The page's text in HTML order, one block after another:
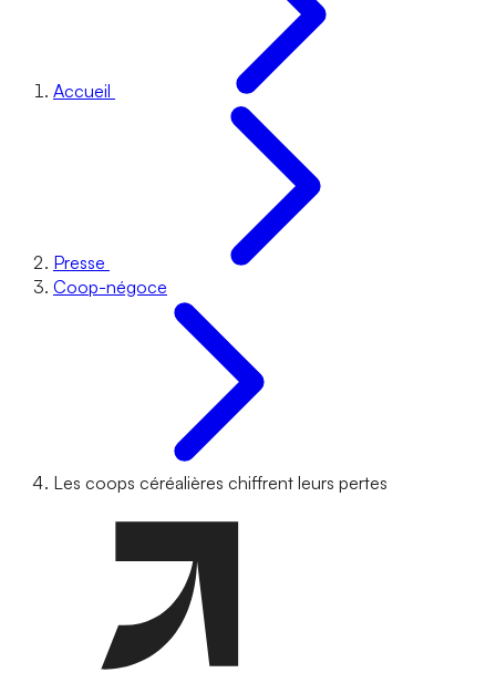
Accueil
Presse
Coop-négoce
Les coops céréalières chiffrent leurs pertes